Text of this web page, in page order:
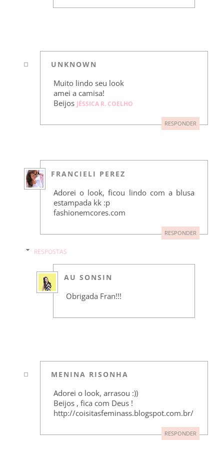
UNKNOWN
Muito lindo seu look
amei a camisa!
Beijos JÉSSICA R. COELHO
RESPONDER
FRANCIELI PEREZ
Adorei o look, ficou lindo com a blusa
estampada kk :p
fashionemcores.com
RESPONDER
RESPOSTAS
AU SONSIN
Obrigada Fran!!!
MENINA RISONHA
Adorei o look, arrasou :))
Beijos , fica com Deus !
http://coisitasfeminass.blogspot.com.br/
RESPONDER